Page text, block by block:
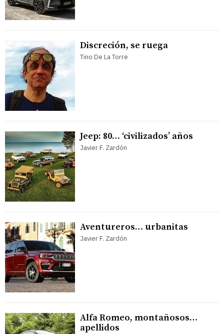
Discreción, se ruega
Tino De La Torre
Jeep: 80… ‘civilizados’ años
Javier F. Zardón
Aventureros… urbanitas
Javier F. Zardón
Alfa Romeo, montañosos…
apellidos